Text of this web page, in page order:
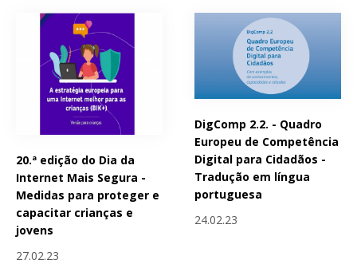
20.ª edição do Dia da
Internet Mais Segura -
Medidas para proteger e
capacitar crianças e
jovens
27.02.23
DigComp 2.2. - Quadro
Europeu de Competência
Digital para Cidadãos -
Tradução em língua
portuguesa
24.02.23